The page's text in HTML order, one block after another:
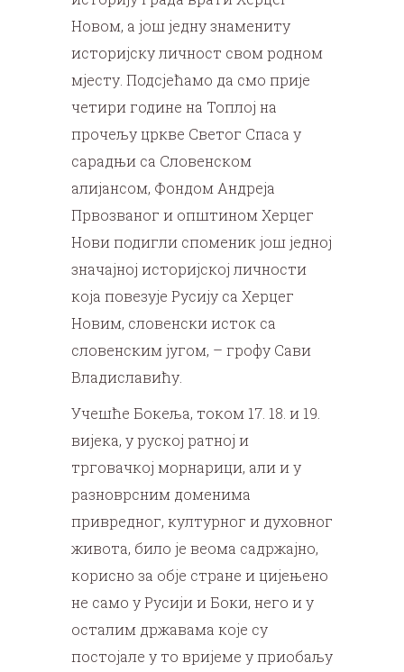
Новом, а још једну знамениту
историјску личност свом родном
мјесту. Подсјећамо да смо прије
четири године на Топлој на
прочељу цркве Светог Спаса у
сарадњи са Словенском
алијансом, Фондом Андреја
Првозваног и општином Херцег
Нови подигли споменик још једној
значајној историјској личности
која повезује Русију са Херцег
Новим, словенски исток са
словенским југом, – грофу Сави
Владиславићу.
Учешће Бокеља, током 17. 18. и 19.
вијека, у руској ратној и
трговачкој морнарици, али и у
разноврсним доменима
привредног, културног и духовног
живота, било је веома садржајно,
корисно за обје стране и цијењено
не само у Русији и Боки, него и у
осталим државама које су
постојале у то вријеме у приобаљу